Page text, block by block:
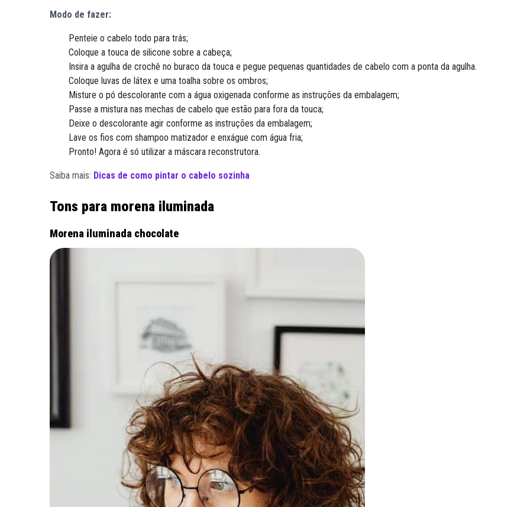
Modo de fazer:
Penteie o cabelo todo para trás;
Coloque a touca de silicone sobre a cabeça;
Insira a agulha de crochê no buraco da touca e pegue pequenas quantidades de cabelo com a ponta da agulha.
Coloque luvas de látex e uma toalha sobre os ombros;
Misture o pó descolorante com a água oxigenada conforme as instruções da embalagem;
Passe a mistura nas mechas de cabelo que estão para fora da touca;
Deixe o descolorante agir conforme as instruções da embalagem;
Lave os fios com shampoo matizador e enxágue com água fria;
Pronto! Agora é só utilizar a máscara reconstrutora.
Saiba mais: Dicas de como pintar o cabelo sozinha
Tons para morena iluminada
Morena iluminada chocolate